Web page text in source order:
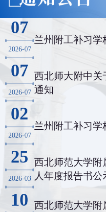
07
2026-07
兰州附工补习学
07
2026-07
西北师大附中关
通知
02
2026-07
兰州附工补习学
25
2026-03
西北师范大学附
人年度报告书公
10 西北师范大学附